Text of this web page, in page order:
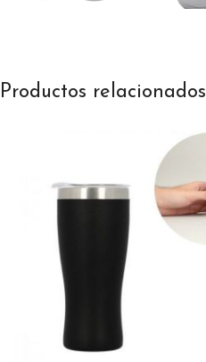
Productos relacionados